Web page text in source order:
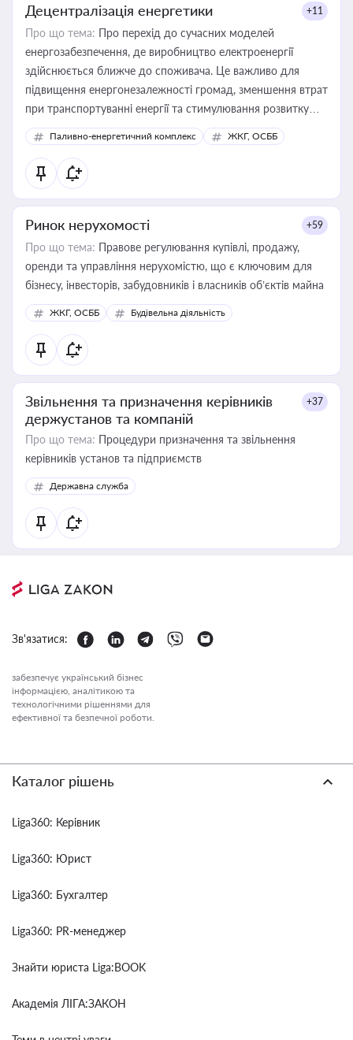
Децентралізація енергетики +11
Про що тема: Про перехід до сучасних моделей
енергозабезпечення, де виробництво електроенергії
здійснюється ближче до споживача. Це важливо для
підвищення енергонезалежності громад, зменшення втрат
при транспортуванні енергії та стимулювання розвитку
відновлюваних джерел
Паливно-енергетичний комплекс ЖКГ, ОСББ
Ринок нерухомості +59
Про що тема: Правове регулювання купівлі, продажу,
оренди та управління нерухомістю, що є ключовим для
бізнесу, інвесторів, забудовників і власників об’єктів майна
ЖКГ, ОСББ Будівельна діяльність
Звільнення та призначення керівників
держустанов та компаній
+37
Про що тема: Процедури призначення та звільнення
керівників установ та підприємств
Державна служба
Зв'язатися:
забезпечує український бізнес
інформацією, аналітикою та
технологічними рішеннями для
ефективної та безпечної роботи.
Каталог рішень
Liga360: Керівник
Liga360: Юрист
Liga360: Бухгалтер
Liga360: PR-менеджер
Знайти юриста Liga:BOOK
Академія ЛІГА:ЗАКОН